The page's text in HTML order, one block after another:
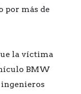
por más de
la víctima
BMW